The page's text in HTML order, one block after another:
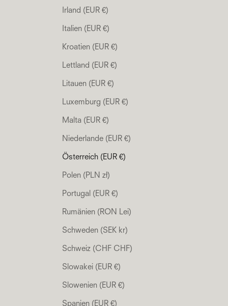
Irland (EUR €)
Italien (EUR €)
Kroatien (EUR €)
Lettland (EUR €)
Litauen (EUR €)
Luxemburg (EUR €)
Malta (EUR €)
Niederlande (EUR €)
Österreich (EUR €)
Polen (PLN zł)
Portugal (EUR €)
Rumänien (RON Lei)
Schweden (SEK kr)
Schweiz (CHF CHF)
Slowakei (EUR €)
Slowenien (EUR €)
Spanien (EUR €)